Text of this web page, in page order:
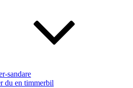
sandare
du en timmerbil